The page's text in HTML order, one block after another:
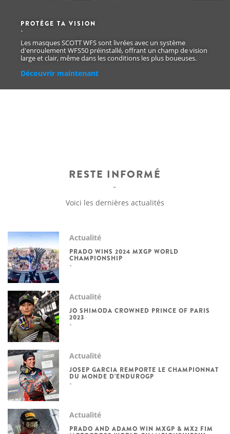
PROTÈGE TA VISION
Les masques SCOTT WFS sont livrées avec un système
d'enroulement WFS50 préinstallé, offrant un champ de vision
large et clair, même dans les conditions les plus boueuses.
Découvrir maintenant
RESTE INFORMÉ
Voici les dernières actualités
Actualité
PRADO WINS 2024 MXGP WORLD
CHAMPIONSHIP
Actualité
JO SHIMODA CROWNED PRINCE OF PARIS
2023
Actualité
JOSEP GARCIA REMPORTE LE CHAMPIONNAT
DU MONDE D’ENDUROGP
Actualité
PRADO AND ADAMO WIN MXGP & MX2 FIM